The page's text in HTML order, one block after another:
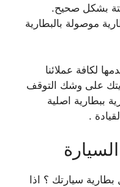
بشكل صحيح.
موصولة بالبطارية
لكافة عملائنا
على وشك التوقف
ببطارية اصلية
.
سيارتك ؟ اذا